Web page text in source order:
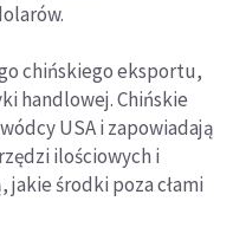
chińskiego eksportu,
handlowej. Chińskie
USA i zapowiadają
ilościowych i
środki poza cłami